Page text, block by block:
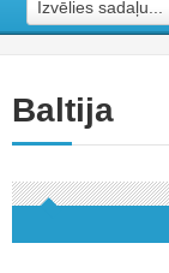
Izvēlies sadaļu...
Baltija